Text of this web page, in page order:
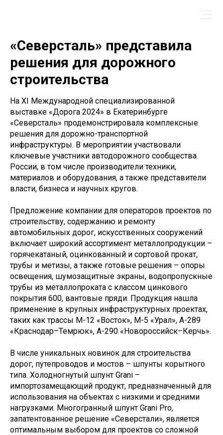
«Северсталь» представила
решения для дорожного
строительства
На XI Международной специализированной
выставке «Дорога 2024» в Екатеринбурге
«Северсталь» продемонстрировала комплексные
решения для дорожно-транспортной
инфраструктуры. В мероприятии участвовали
ключевые участники автодорожного сообщества
России, в том числе производители техники,
материалов и оборудования, а также представители
власти, бизнеса и научных кругов.
Предложение компании для операторов проектов по
строительству, содержанию и ремонту
автомобильных дорог, искусственных сооружений
включает широкий ассортимент металлопродукции –
горячекатаный, оцинкованный и сортовой прокат,
трубы и метизы, а также готовые решения – опоры
освещения, шумозащитные экраны, водопропускные
трубы из металлопроката с классом цинкового
покрытия 600, вантовые пряди. Продукция нашла
применение в крупных инфраструктурных проектах,
таких как трассы М-12 «Восток», М-5 «Урал», А-289
«Краснодар–Темрюк», А-290 «Новороссийск–Керчь».
В числе уникальных новинок для строительства
дорог, путепроводов и мостов – шпунты корытного
типа. Холодногнутый шпунт Grani –
импортозамещающий продукт, предназначенный для
использования на объектах с низкими и средними
нагрузками. Многогранный шпунт Grani Pro,
запатентованное решение «Северстали», является
оптимальным выбором для проектов со сложной